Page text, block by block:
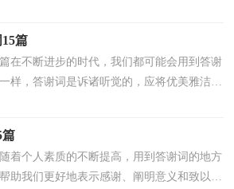
答谢词一筹莫展吗？下面是小...
篇
在不断进步的时代，我们都可能会用到答谢
样，答谢词是诉诸听觉的，应将优美雅洁的
有机融合一体。相信大家又在...
篇
着个人素质的不断提高，用到答谢词的地方
助我们更好地表示感谢、阐明意义和致以祝